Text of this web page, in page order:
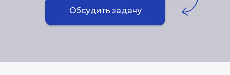
Обсудить задачу